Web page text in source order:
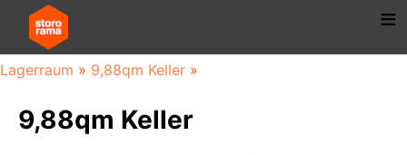
Lagerraum » 9,88qm Keller »
9,88qm Keller